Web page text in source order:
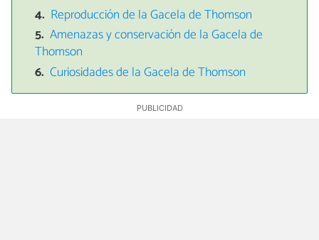
Reproducción de la Gacela de Thomson
Amenazas y conservación de la Gacela de
Thomson
Curiosidades de la Gacela de Thomson